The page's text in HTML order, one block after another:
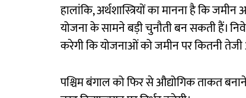
हालांकि, अर्थशास्त्रियों का मानना है कि
योजना के सामने बड़ी चुनौती बन सकती हैं।
करेगी कि योजनाओं को जमीन पर कितनी तेजी
पश्चिम बंगाल को फिर से औद्योगिक ताकत